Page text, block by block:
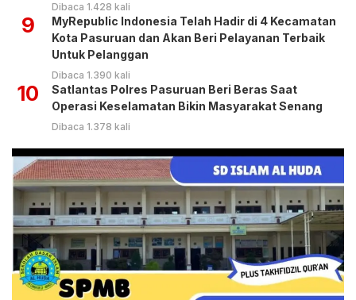
Dibaca 1.428 kali
9
MyRepublic Indonesia Telah Hadir di 4 Kecamatan
Kota Pasuruan dan Akan Beri Pelayanan Terbaik
Untuk Pelanggan
Dibaca 1.390 kali
10
Satlantas Polres Pasuruan Beri Beras Saat
Operasi Keselamatan Bikin Masyarakat Senang
Dibaca 1.378 kali